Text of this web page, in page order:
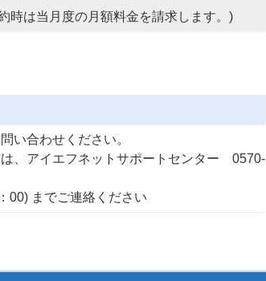
時は当月度の月額料金を請求します。)
い合わせください。
、アイエフネットサポートセンター 0570-
までご連絡ください